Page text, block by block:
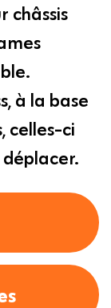
châssis
à la base
celles-ci